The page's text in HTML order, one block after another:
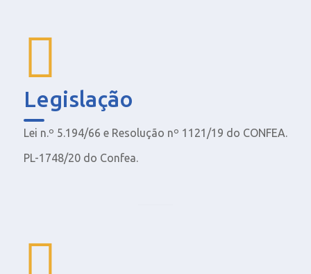
Legislação
Lei n.º 5.194/66 e Resolução nº 1121/19 do CONFEA.
PL-1748/20 do Confea.